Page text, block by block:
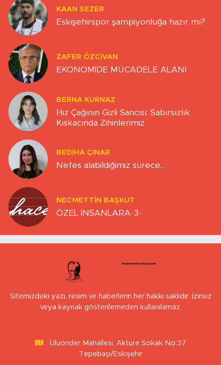
KAAN SEZER
Eskişehirspor şampiyonluğa hazır mı?
ZAFER ÖZCIVAN
EKONOMİDE MÜCADELE ALANI
BERNA KURNAZ
Hız Çağının Gizli Sancısı: Sabırsızlık
Kıskacında Zihinlerimiz
BEDIHA ÇINAR
Nefes alabildiğimiz sürece…
NECMETTIN BAŞKUT
ÖZEL İNSANLARA-3-
Sitemizdeki yazı, resim ve haberlerin her hakkı saklıdır. İzinsiz
veya kaynak gösterilemeden kullanılamaz.
Uluönder Mahallesi, Aktüre Sokak No:37
Tepebaşı/Eskişehir